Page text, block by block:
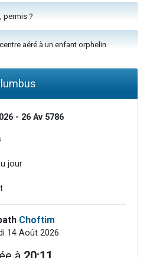
permis ?
aéré à un enfant orphelin
- 26 Av 5786
jour
Choftim
14 Août 2026